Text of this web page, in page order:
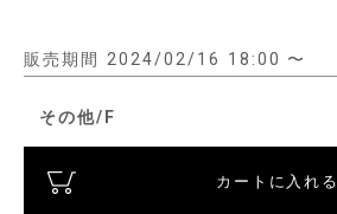
販売期間 2024/02/16 18:00 〜
その他/F
カートに入れる